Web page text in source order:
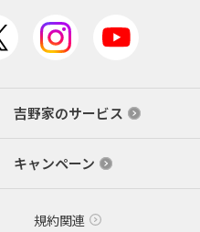
吉野家のサービス
キャンペーン
規約関連